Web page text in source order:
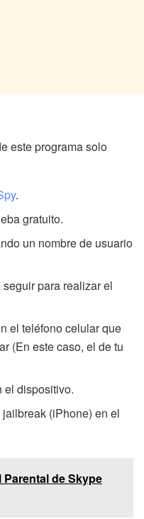
este programa solo
.
gratuito.
un nombre de usuario
para realizar el
el teléfono celular que
(En este caso, el de tu
el dispositivo.
(iPhone) en el
de Skype